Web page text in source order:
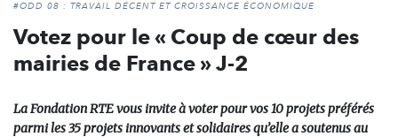
#ODD 08 : TRAVAIL DÉCENT ET CROISSANCE ÉCONOMIQUE
Votez pour le « Coup de cœur des
mairies de France » J-2
La Fondation RTE vous invite à voter pour vos 10 projets préférés
parmi les 35 projets innovants et solidaires qu’elle a soutenus au